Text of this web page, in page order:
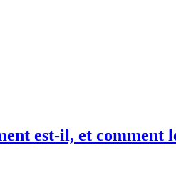
est-il, et comment